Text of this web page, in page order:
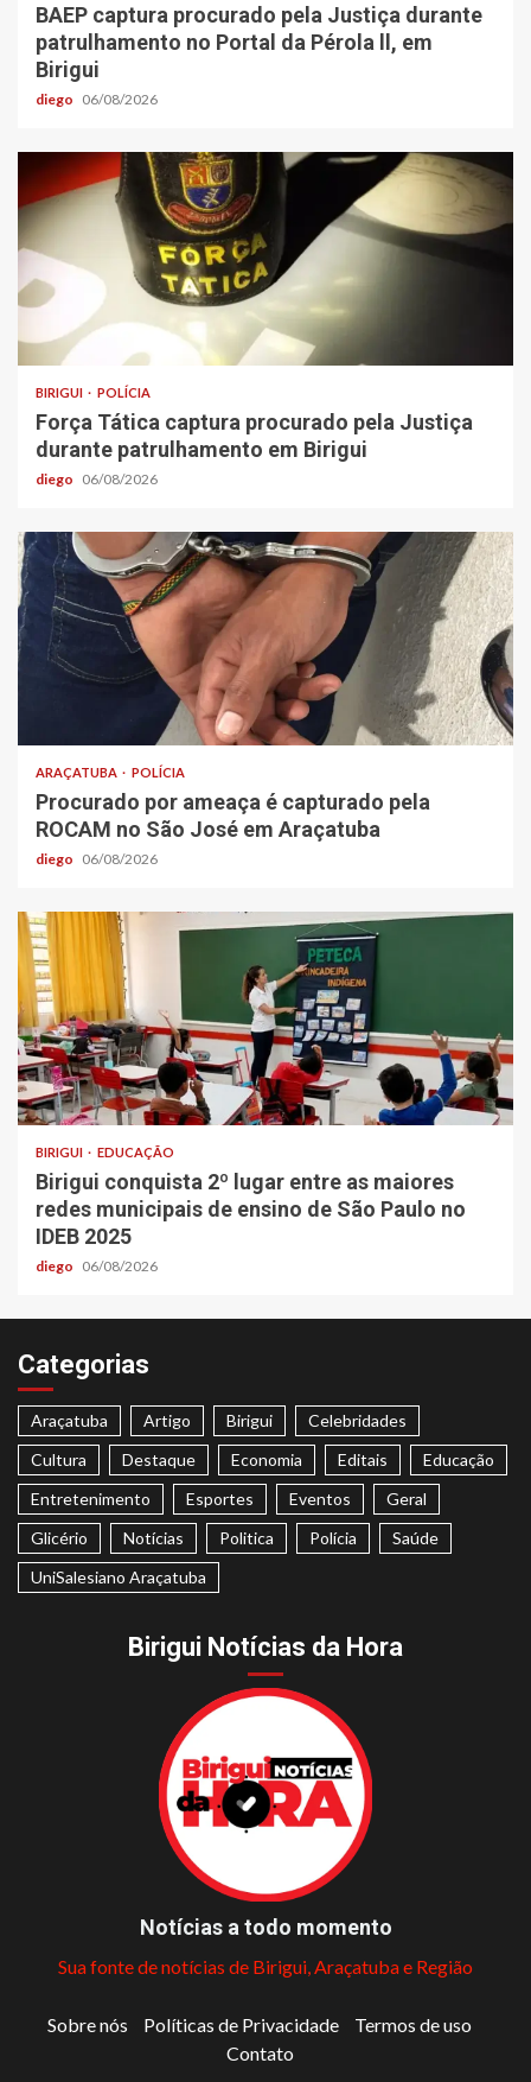
BAEP captura procurado pela Justiça durante
patrulhamento no Portal da Pérola ll, em
Birigui
diego 06/08/2026
BIRIGUI POLÍCIA
Força Tática captura procurado pela Justiça
durante patrulhamento em Birigui
diego 06/08/2026
ARAÇATUBA POLÍCIA
Procurado por ameaça é capturado pela
ROCAM no São José em Araçatuba
diego 06/08/2026
BIRIGUI EDUCAÇÃO
Birigui conquista 2º lugar entre as maiores
redes municipais de ensino de São Paulo no
IDEB 2025
diego 06/08/2026
Categorias
Araçatuba Artigo Birigui
Celebridades
Cultura
Destaque Economia Editais
Educação
Entretenimento
Esportes Eventos
Geral
Glicério
Notícias Politica Polícia
Saúde
UniSalesiano Araçatuba
Birigui Notícias da Hora
Notícias a todo momento
Sua fonte de notícias de Birigui, Araçatuba e Região
Sobre nós Políticas de Privacidade
Termos de uso
Contato